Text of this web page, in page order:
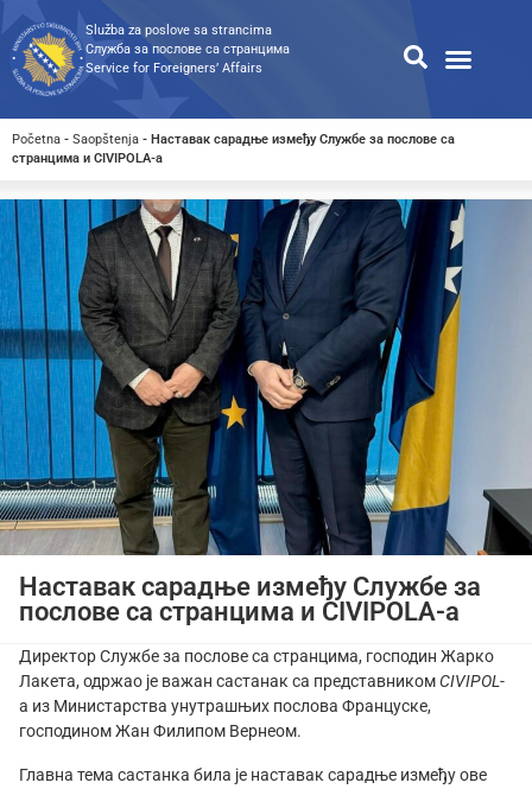
Služba za poslove sa strancima
Служба за послове са странцима
Service for Foreigners’ Affairs
Početna - Saopštenja - Наставак сарадње између Службе за послове са
странцима и CIVIPOLA-а
Наставак сарадње између Службе за
послове са странцима и CIVIPOLA-а
Директор Службе за послове са странцима, господин Жарко
Лакета, одржао је важан састанак са представникомCIVIPOL-
а из Министарства унутрашњих послова Француске,
господином Жан Филипом Вернеом.
Главна тема састанка била је наставак сарадње између ове